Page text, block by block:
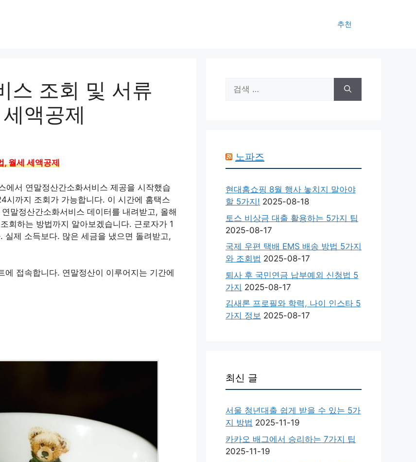
추천
스 조회 및 서류
액공제
, 월세 세액공제
에서 연말정산간소화서비스 제공을 시작했습
시까지 조회가 가능합니다. 이 시간에 홈택스
말정산간소화서비스 데이터를 내려받고, 올해
회하는 방법까지 알아보겠습니다. 근로자가 1
실제 소득보다. 많은 세금을 냈으면 돌려받고,
접속합니다. 연말정산이 이루어지는 기간에
색:
노파즈
현대홈쇼핑 8월 행사 놓치지 말아야
할 5가지! 2025-08-18
토스 비상금 대출 활용하는 5가지 팁
2025-08-17
국제 우편 택배 EMS 배송 방법 5가지
와 조회법 2025-08-17
퇴사 후 국민연금 납부예외 신청법 5
가지 2025-08-17
김새론 프로필와 학력, 나이 인스타 5
가지 정보 2025-08-17
최신 글
서울 청년대출 쉽게 받을 수 있는 5가
지 방법 2025-11-19
카카오 배그에서 승리하는 7가지 팁
2025-11-19